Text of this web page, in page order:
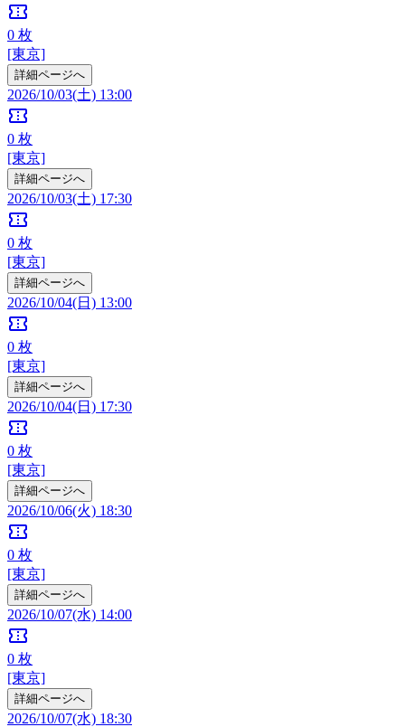
confirmation_number
0 枚
[東京]
詳細ページへ
2026/10/03(土) 13:00
confirmation_number
0 枚
[東京]
詳細ページへ
2026/10/03(土) 17:30
confirmation_number
0 枚
[東京]
詳細ページへ
2026/10/04(日) 13:00
confirmation_number
0 枚
[東京]
詳細ページへ
2026/10/04(日) 17:30
confirmation_number
0 枚
[東京]
詳細ページへ
2026/10/06(火) 18:30
confirmation_number
0 枚
[東京]
詳細ページへ
2026/10/07(水) 14:00
confirmation_number
0 枚
[東京]
詳細ページへ
2026/10/07(水) 18:30